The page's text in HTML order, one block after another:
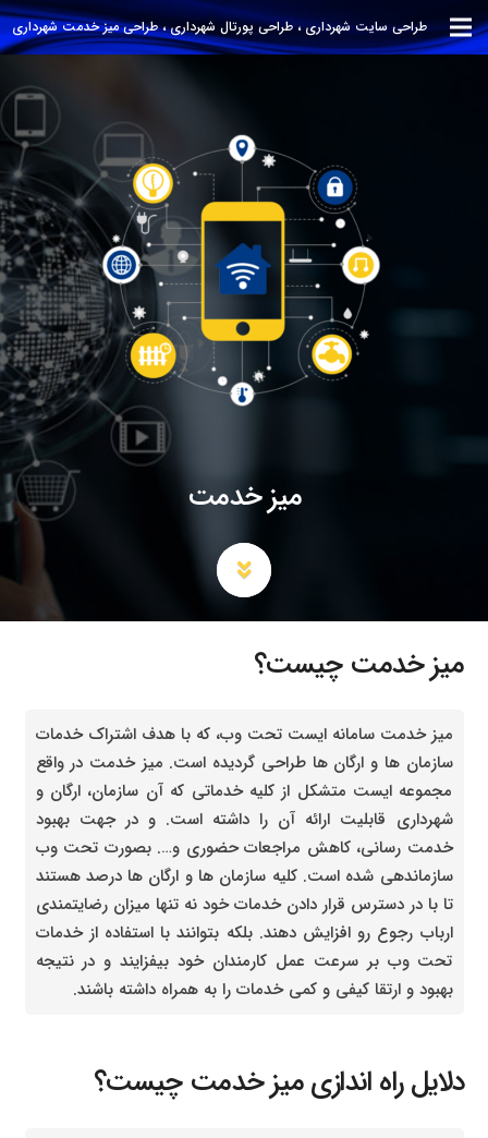
طراحی سایت شهرداری ، طراحی پورتال شهرداری ، طراحی میز خدمت شهرداری
میز خدمت
میز خدمت چیست؟
میز خدمت سامانه ایست تحت وب، که با هدف اشتراک خدمات
سازمان ها و ارگان ها طراحی گردیده است. میز خدمت در واقع
مجموعه ایست متشکل از کلیه خدماتی که آن سازمان، ارگان و
شهرداری قابلیت ارائه آن را داشته است. و در جهت بهبود
خدمت رسانی، کاهش مراجعات حضوری و…. بصورت تحت وب
سازماندهی شده است. کلیه سازمان ها و ارگان ها درصد هستند
تا با در دسترس قرار دادن خدمات خود نه تنها میزان رضایتمندی
ارباب رجوع رو افزایش دهند. بلکه بتوانند با استفاده از خدمات
تحت وب بر سرعت عمل کارمندان خود بیفزایند و در نتیجه
بهبود و ارتقا کیفی و کمی خدمات را به همراه داشته باشند.
دلایل راه اندازی میز خدمت چیست؟